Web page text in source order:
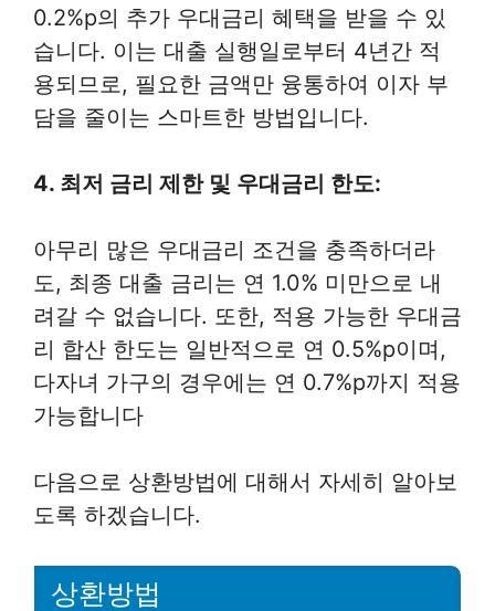
0.2%p의 추가 우대금리 혜택을 받을 수 있
습니다. 이는 대출 실행일로부터 4년간 적
용되므로, 필요한 금액만 융통하여 이자 부
담을 줄이는 스마트한 방법입니다.
4. 최저 금리 제한 및 우대금리 한도:
아무리 많은 우대금리 조건을 충족하더라
도, 최종 대출 금리는 연 1.0% 미만으로 내
려갈 수 없습니다. 또한, 적용 가능한 우대금
리 합산 한도는 일반적으로 연 0.5%p이며,
다자녀 가구의 경우에는 연 0.7%p까지 적용
가능합니다
다음으로 상환방법에 대해서 자세히 알아보
도록 하겠습니다.
상환방법